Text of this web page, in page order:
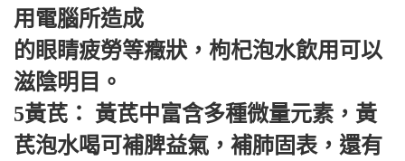
用電腦所造成
的眼睛疲勞等癥狀，枸杞泡水飲用可以
滋陰明目。
5黃芪： 黃芪中富含多種微量元素，黃
芪泡水喝可補脾益氣，補肺固表，還有